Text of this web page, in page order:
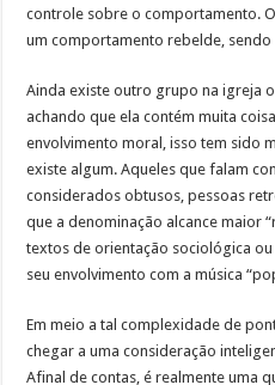
controle sobre o comportamento.
um comportamento rebelde,
Ainda existe outro grupo na igreja
achando que ela contém muita
envolvimento moral, isso tem sido
existe algum. Aqueles que falam
considerados obtusos, pessoas
que a denominação alcance maior
textos de orientação sociológica
seu envolvimento com a música
Em meio a tal complexidade de
chegar a uma consideração
Afinal de contas, é realmente uma